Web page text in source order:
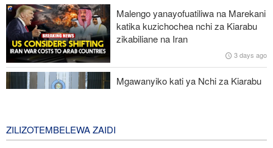
kuanza mlipuko huo huko Kongo
Ansarullah: Baraza la Usalama la UN limepoteza hadhi;
maazimio yake hayana thamani
Russia yashambulia eneo la kutengeneza makombora na ghala
la mafuta la Ukraine huko Kyiv
Malengo yanayofuatiliwa na Marekani
katika kuzichochea nchi za Kiarabu
zikabiliane na Iran
3 days ago
Mgawanyiko kati ya Nchi za Kiarabu
ZILIZOTEMBELEWA ZAIDI